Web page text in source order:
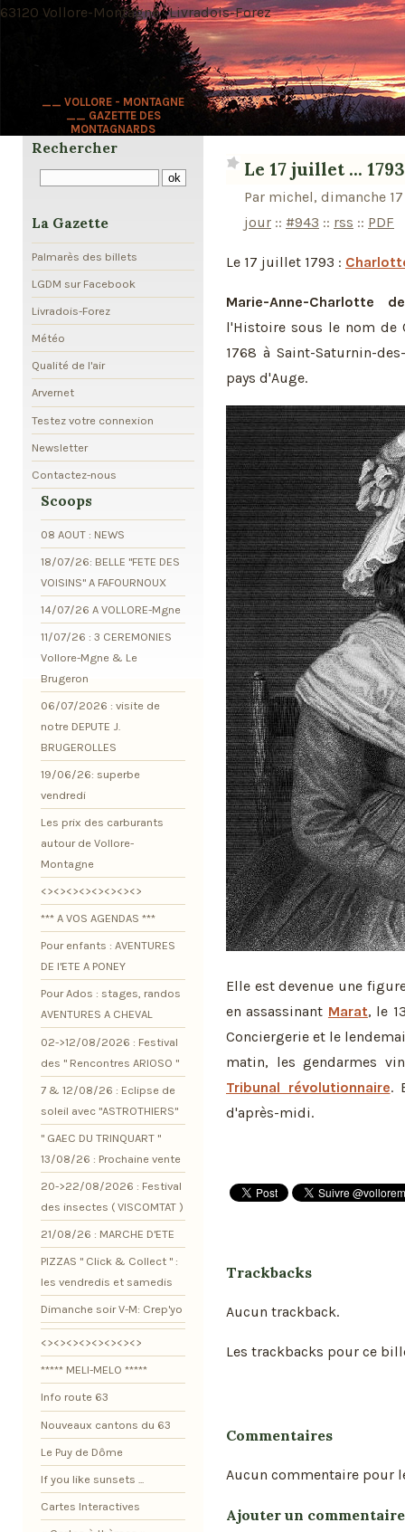
__ VOLLORE - MONTAGNE
__ GAZETTE DES
MONTAGNARDS
63120 Vollore-Montagne · Livradois-Forez
Le 17 juillet ... 1793
Par michel, dimanche
jour :: #943 :: rss :: PDF
Le 17 juillet 1793 :
Marie-Anne-Charlotte
l'Histoire sous le nom de
1768 à Saint-Saturnin-
pays d'Auge.
Elle est devenue une
en assassinant Marat, le
Conciergerie et le
matin, les gendarmes
Tribunal révolutionnaire.
d'après-midi.
Trackbacks
Aucun trackback.
Les trackbacks pour ce
Commentaires
Aucun commentaire pour
Ajouter un commentaire
Rechercher
La Gazette
Palmarès des billets
LGDM sur Facebook
Livradois-Forez
Météo
Qualité de l'air
Arvernet
Testez votre connexion
Newsletter
Contactez-nous
Scoops
08 AOUT : NEWS
18/07/26: BELLE "FETE DES
VOISINS" A FAFOURNOUX
14/07/26 A VOLLORE-Mgne
11/07/26 : 3 CEREMONIES
Vollore-Mgne & Le
Brugeron
06/07/2026 : visite de
notre DEPUTE J.
BRUGEROLLES
19/06/26: superbe
vendredi
Les prix des carburants
autour de Vollore-
Montagne
<><><><><><><><>
*** A VOS AGENDAS ***
Pour enfants : AVENTURES
DE l'ETE A PONEY
Pour Ados : stages, randos
AVENTURES A CHEVAL
02->12/08/2026 : Festival
des " Rencontres ARIOSO "
7 & 12/08/26 : Eclipse de
soleil avec "ASTROTHIERS"
" GAEC DU TRINQUART "
13/08/26 : Prochaine vente
20->22/08/2026 : Festival
des insectes ( VISCOMTAT )
21/08/26 : MARCHE D'ETE
PIZZAS " Click & Collect " :
les vendredis et samedis
Dimanche soir V-M: Crep'yo
<><><><><><><><>
***** MELI-MELO *****
Info route 63
Nouveaux cantons du 63
Le Puy de Dôme
If you like sunsets ...
Cartes Interactives